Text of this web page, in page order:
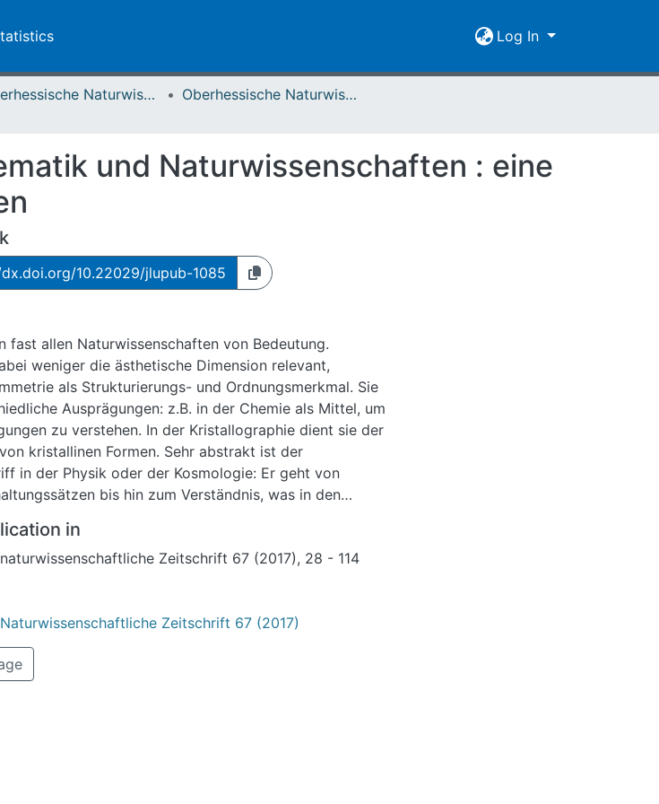
Log In
Oberhessische Naturwissenschaftliche Zeitschrift
Oberhessische Naturwissenschaftliche Zeitschrift 67 (2017)
und Naturwissenschaften : eine
10.22029/jlupub-1085
fast allen Naturwissenschaften von Bedeutung.
weniger die ästhetische Dimension relevant,
als Strukturierungs- und Ordnungsmerkmal. Sie
Ausprägungen: z.B. in der Chemie als Mittel, um
zu verstehen. In der Kristallographie dient sie der
kristallinen Formen. Sehr abstrakt ist der
in der Physik oder der Kosmologie: Er geht von
bis hin zum Verständnis, was in den
Fällen benötigt man mit der Gruppentheorie ein
der Mathematik. Der vorliegende Beitrag soll
und der Mathematik auf möglichst
Art und Weise aufzeigen.
in
Zeitschrift 67 (2017), 28 - 114
Zeitschrift 67 (2017)